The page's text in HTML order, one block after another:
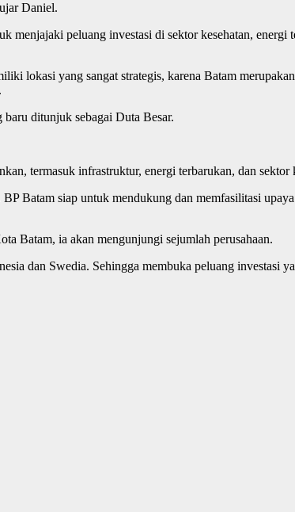
Daniel.
menjajaki peluang investasi di sektor kesehatan, energi
lokasi yang sangat strategis, karena Batam
ditunjuk sebagai Duta Besar.
termasuk infrastruktur, energi terbarukan, dan sektor
Batam siap untuk mendukung dan memfasilitasi
Batam, ia akan mengunjungi sejumlah perusahaan.
dan Swedia. Sehingga membuka peluang investasi